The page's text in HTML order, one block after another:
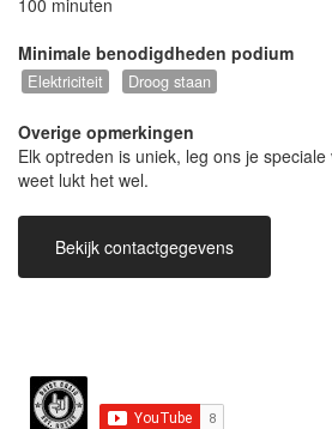
100 minuten
Minimale benodigdheden podium
Elektriciteit Droog staan
Overige opmerkingen
Elk optreden is uniek, leg ons je
weet lukt het wel.
Bekijk contactgegevens